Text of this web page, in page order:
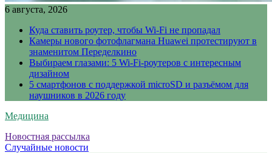
6 августа, 2026
Куда ставить роутер, чтобы Wi-Fi не пропадал
Камеры нового фотофлагмана Huawei протестируют в
знаменитом Переделкино
Выбираем глазами: 5 Wi-Fi-роутеров с интересным
дизайном
5 смартфонов с поддержкой microSD и разъёмом для
наушников в 2026 году
Медицина
Новостная рассылка
Случайные новости